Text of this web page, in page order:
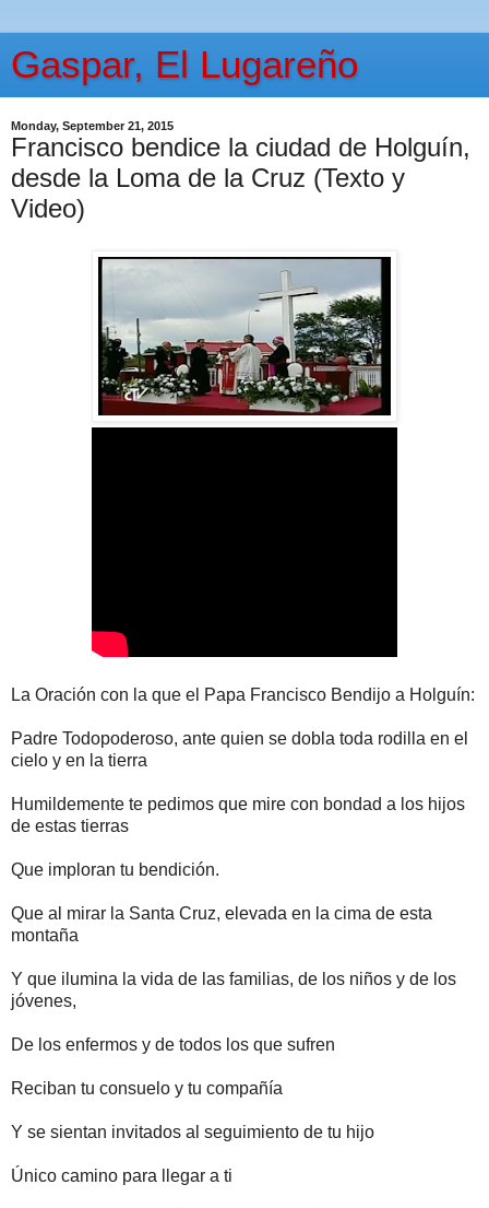
Gaspar, El Lugareño
Monday, September 21, 2015
Francisco bendice la ciudad de Holguín,
desde la Loma de la Cruz (Texto y
Video)
La Oración con la que el Papa Francisco Bendijo a Holguín:
Padre Todopoderoso, ante quien se dobla toda rodilla en el
cielo y en la tierra
Humildemente te pedimos que mire con bondad a los hijos
de estas tierras
Que imploran tu bendición.
Que al mirar la Santa Cruz, elevada en la cima de esta
montaña
Y que ilumina la vida de las familias, de los niños y de los
jóvenes,
De los enfermos y de todos los que sufren
Reciban tu consuelo y tu compañía
Y se sientan invitados al seguimiento de tu hijo
Único camino para llegar a ti